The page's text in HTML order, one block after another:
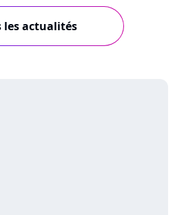
les actualités